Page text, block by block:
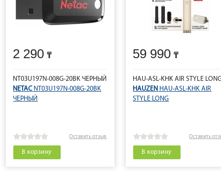
2 290
NT03U197N-008G-20BK ЧЕРНЫЙ
NETACNT03U197N-008G-20BK
ЧЕРНЫЙ
Оставить отзыв
В корзину
59 990
HAU-ASL-KHK AIR STYLE
HAUZEN HAU-ASL-KHK AIR
STYLE LONG
Оставить
В корзину